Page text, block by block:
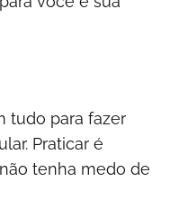
tudo para fazer
Praticar é
tenha medo de